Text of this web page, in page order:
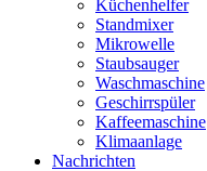
Küchenhelfer
Standmixer
Mikrowelle
Staubsauger
Waschmaschine
Geschirrspüler
Kaffeemaschine
Klimaanlage
Nachrichten